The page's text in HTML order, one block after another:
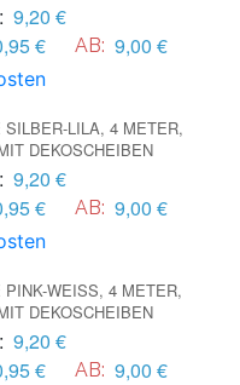
9,20 €
€ AB: 9,00 €
SILBER-LILA, 4 METER,
DEKOSCHEIBEN
9,20 €
€ AB: 9,00 €
WEISS, 4 METER, S
DEKOSCHEIBEN
9,20 €
€ AB: 9,00 €